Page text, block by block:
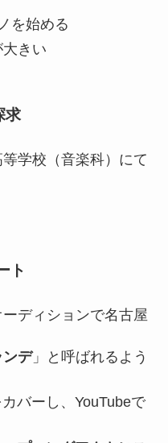
を始める
きい
求
学校（音楽科）にて
ト
ディションで名古屋
ンデ」と呼ばれるよう
バーし、YouTubeで